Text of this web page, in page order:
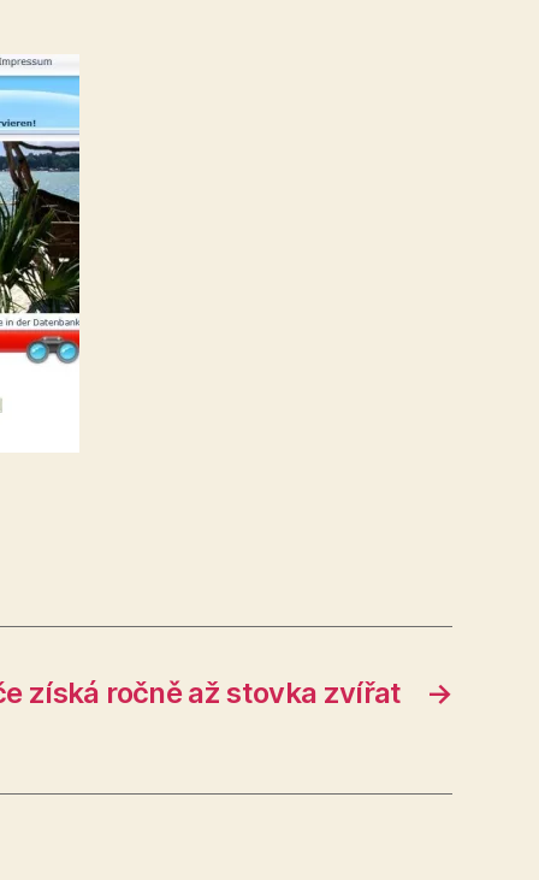
→
získá ročně až stovka zvířat